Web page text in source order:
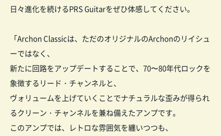
日々進化を続けるPRS Guitarをぜひ体感してください。
「Archon Classicは、ただのオリジナルのArchonのリイシュ
ーではなく、
新たに回路をアップデートすることで、70〜80年代ロックを
象徴するリード・チャンネルと、
ヴォリュームを上げていくことでナチュラルな歪みが得られ
るクリーン・チャンネルを兼ね備えたアンプです。
このアンプでは、レトロな雰囲気を纏いつつも、